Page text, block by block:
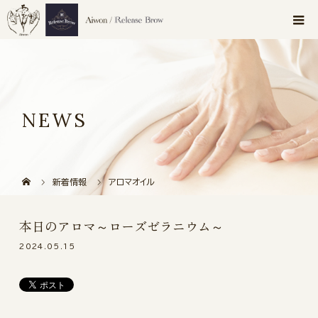
NEWS
新着情報 アロマオイル
本日のアロマ～ローズゼラニウム～
2024.05.15